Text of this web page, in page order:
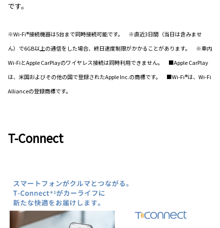
です。
※Wi-Fi®接続機器は5台まで同時接続可能です。 ※直近3日間（当日は含みませ
ん）で6GB以上の通信をした場合、終日速度制限がかかることがあります。 ※車内
Wi-FiとApple CarPlayのワイヤレス接続は同時利用できません。 ■Apple CarPlay
は、米国およびその他の国で登録されたApple Inc.の商標です。 ■Wi-Fi®は、Wi-Fi
Allianceの登録商標です。
T-Connect